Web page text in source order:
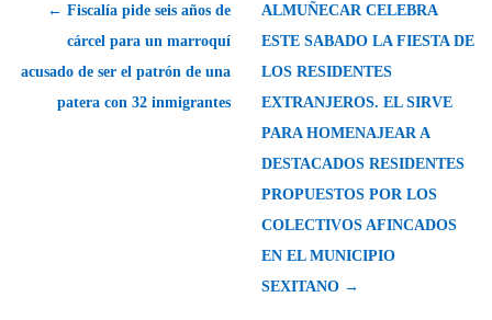
← Fiscalía pide seis años de
cárcel para un marroquí
acusado de ser el patrón de una
patera con 32 inmigrantes
ALMUÑECAR CELEBRA
ESTE SABADO LA FIESTA DE
LOS RESIDENTES
EXTRANJEROS. EL SIRVE
PARA HOMENAJEAR A
DESTACADOS RESIDENTES
PROPUESTOS POR LOS
COLECTIVOS AFINCADOS
EN EL MUNICIPIO
SEXITANO →